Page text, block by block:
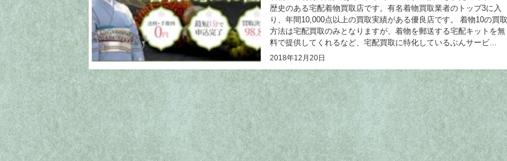
2018年12月20日
歴史のある宅配着物買取店です。有名着物買取業者のトップ3に入
り、年間10,000点以上の買取実績がある優良店です。 着物10の買取
方法は宅配買取のみとなりますが、着物を郵送する宅配キットを無
料で提供してくれるなど、宅配買取に特化しているぶんサービ...